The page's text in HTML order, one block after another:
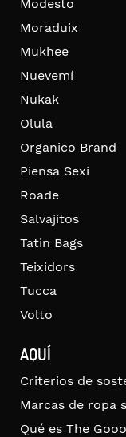
Modesto
Moraduix
Mukhee
Nuevemí
Nukak
Olula
Organico Brand
Piensa Sexi
Roade
Salvajitos
Tatin Bags
Teixidors
Tucca
Volto
AQUÍ
Criterios de
Marcas de ropa
Qué es The